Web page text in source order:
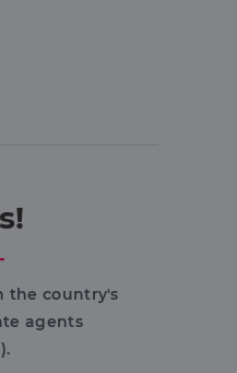
the country's
agents